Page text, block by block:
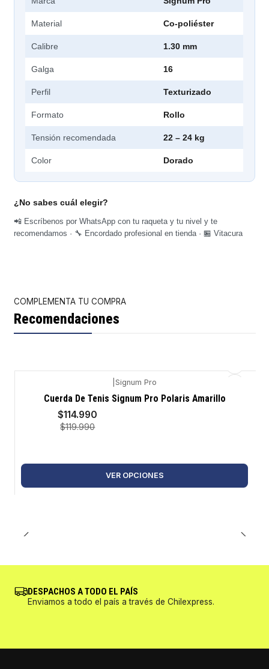
Material Co-poliéster
Calibre 1.30 mm
Galga 16
Perfil Texturizado
Formato Rollo
Tensión recomendada 22 – 24 kg
Color Dorado
¿No sabes cuál elegir?
📲 Escríbenos por WhatsApp con tu raqueta y tu nivel y te
recomendamos · 🔧 Encordado profesional en tienda · 🏪 Vitacura
COMPLEMENTA TU COMPRA
Recomendaciones
-4%
Signum Pro
Cuerda De Tenis Signum Pro Polaris Amarillo
$114.990
$119.990
VER OPCIONES
DESPACHOS A TODO EL PAÍS
Enviamos a todo el país a través de Chilexpress.